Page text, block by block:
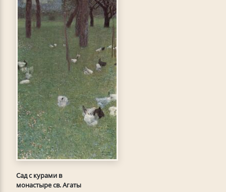
Сад с курами в
монастыре св. Агаты